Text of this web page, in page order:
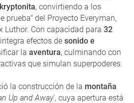
kryptonita, convirtiendo a los
prueba" del Proyecto Everyman,
Luthor. Con capacidad para 32
efectos de sonido e
la aventura, culminando con
que simulan superpoderes.
la construcción de la montaña
Up and Away', cuya apertura está